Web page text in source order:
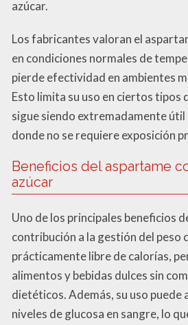
azúcar.
Los fabricantes valoran el
en condiciones normales de
pierde efectividad en ambientes
Esto limita su uso en ciertos tipos
sigue siendo extremadamente útil
donde no se requiere exposición
Beneficios del aspartame
azúcar
Uno de los principales beneficios
contribución a la gestión del peso
prácticamente libre de calorías,
alimentos y bebidas dulces sin
dietéticos. Además, su uso
niveles de glucosa en sangre, lo